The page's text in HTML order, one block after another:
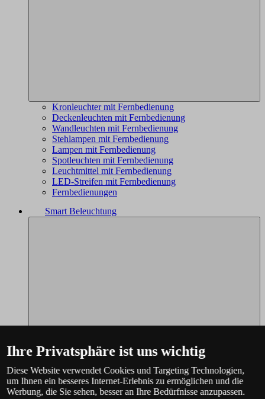
Kronleuchter mit Fernbedienung
Deckenleuchten mit Fernbedienung
Wandleuchten mit Fernbedienung
Stehlampen mit Fernbedienung
Lampen mit Fernbedienung
Spotleuchten mit Fernbedienung
Leuchtmittel mit Fernbedienung
LED-Streifen mit Fernbedienung
Fernbedienungen
Smart Beleuchtung
Ihre Privatsphäre ist uns wichtig
Diese Website verwendet Cookies und Targeting Technologien,
um Ihnen ein besseres Internet-Erlebnis zu ermöglichen und die
Werbung, die Sie sehen, besser an Ihre Bedürfnisse anzupassen.